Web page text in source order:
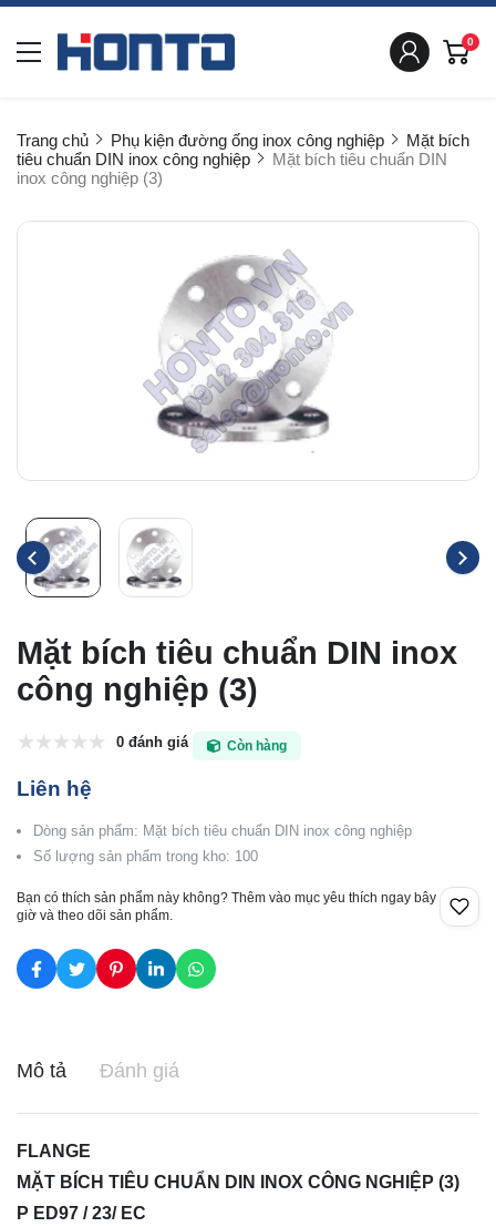
0
Trang chủ Phụ kiện đường ống inox công nghiệp
Mặt bích
tiêu chuẩn DIN inox công nghiệp
Mặt bích tiêu chuẩn DIN
inox công nghiệp (3)
Mặt bích tiêu chuẩn DIN inox
công nghiệp (3)
0 đánh giá Còn hàng
Liên hệ
Dòng sản phẩm: Mặt bích tiêu chuẩn DIN inox công nghiệp
Số lượng sản phẩm trong kho: 100
Bạn có thích sản phẩm này không? Thêm vào mục yêu thích ngay bây
giờ và theo dõi sản phẩm.
Mô tả Đánh giá
FLANGE
MẶT BÍCH TIÊU CHUẨN DIN INOX CÔNG NGHIỆP (3)
P ED97 / 23/ EC